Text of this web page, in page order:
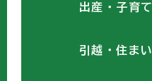
出産・子育て
引越・住まい